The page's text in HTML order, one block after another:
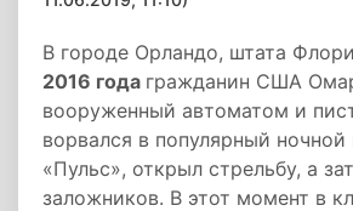
В городе Орландо, штата
2016 года гражданин США
вооруженный автоматом и
ворвался в популярный ночной
«Пульс», открыл стрельбу, а
заложников. В этот момент в